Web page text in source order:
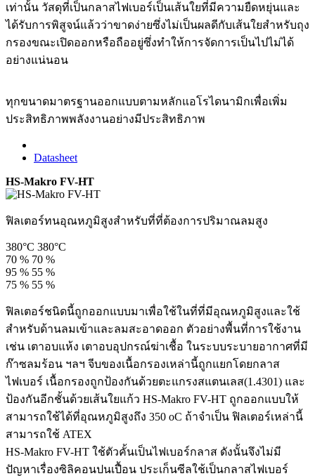
เท่านั้น วัสดุที่เป็นกลาสไฟเบอร์เป็นเส้นใยที่มีความยืดหยุ่นและ
ได้รับการพิสูจน์แล้วว่าขาดง่ายซึ่งไม่เป็นผลดีกับเส้นใยสำหรับถุง
กรองขณะเปิดออกหรือถืออยู่ซึ่งทำให้การจัดการเป็นไปไม่ได้
อย่างแน่นอน
ทุกขนาดมาตรฐานออกแบบตามหลักแอโรไดนามิกเพื่อเพิ่ม
ประสิทธิภาพพลังงานอย่างมีประสิทธิภาพ
Datasheet
HS-Makro FV-HT
ฟิลเตอร์ทนอุณหภูมิสูงสำหรับที่ที่ต้องการปริมาณลมสูง
380°C 380°C
70 % 70 %
95 % 55 %
75 % 55 %
ฟิลเตอร์ชนิดนี้ถูกออกแบบมาเพื่อใช้ในที่ที่มีอุณหภูมิสูงและใช้
สำหรับด้านลมเข้าและลมสะอาดออก ตัวอย่างพื้นที่การใช้งาน
เช่น เตาอบแห้ง เตาอบอุปกรณ์ฆ่าเชื้อ ในระบบระบายอากาศที่มี
ก๊าซลมร้อน ฯลฯ จีบของเนื้อกรองเหล่านี้ถูกแยกโดยกลาส
ไฟเบอร์ เนื้อกรองถูกป้องกันด้วยตะแกรงสแตนเลส(1.4301) และ
ป้องกันอีกชั้นด้วยเส้นใยแก้ว HS-Makro FV-HT ถูกออกแบบให้
สามารถใช้ได้ที่อุณหภูมิสูงถึง 350 oC ถ้าจำเป็น ฟิลเตอร์เหล่านี้
สามารถใช้ ATEX
HS-Makro FV-HT ใช้ตัวคั้นเป็นไฟเบอร์กลาส ดังนั้นจึงไม่มี
ปัญหาเรื่องซิลิคอนปนเปื้อน ประเก็นซีลใช้เป็นกลาสไฟเบอร์